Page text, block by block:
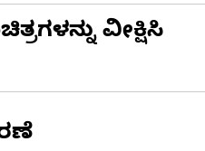
ವೀಕ್ಷಿಸಿ